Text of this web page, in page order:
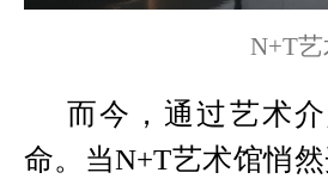
N+T
而今，通过艺术
命。当N+T艺术馆悄